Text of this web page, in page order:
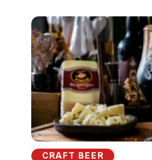
CRAFT BEER